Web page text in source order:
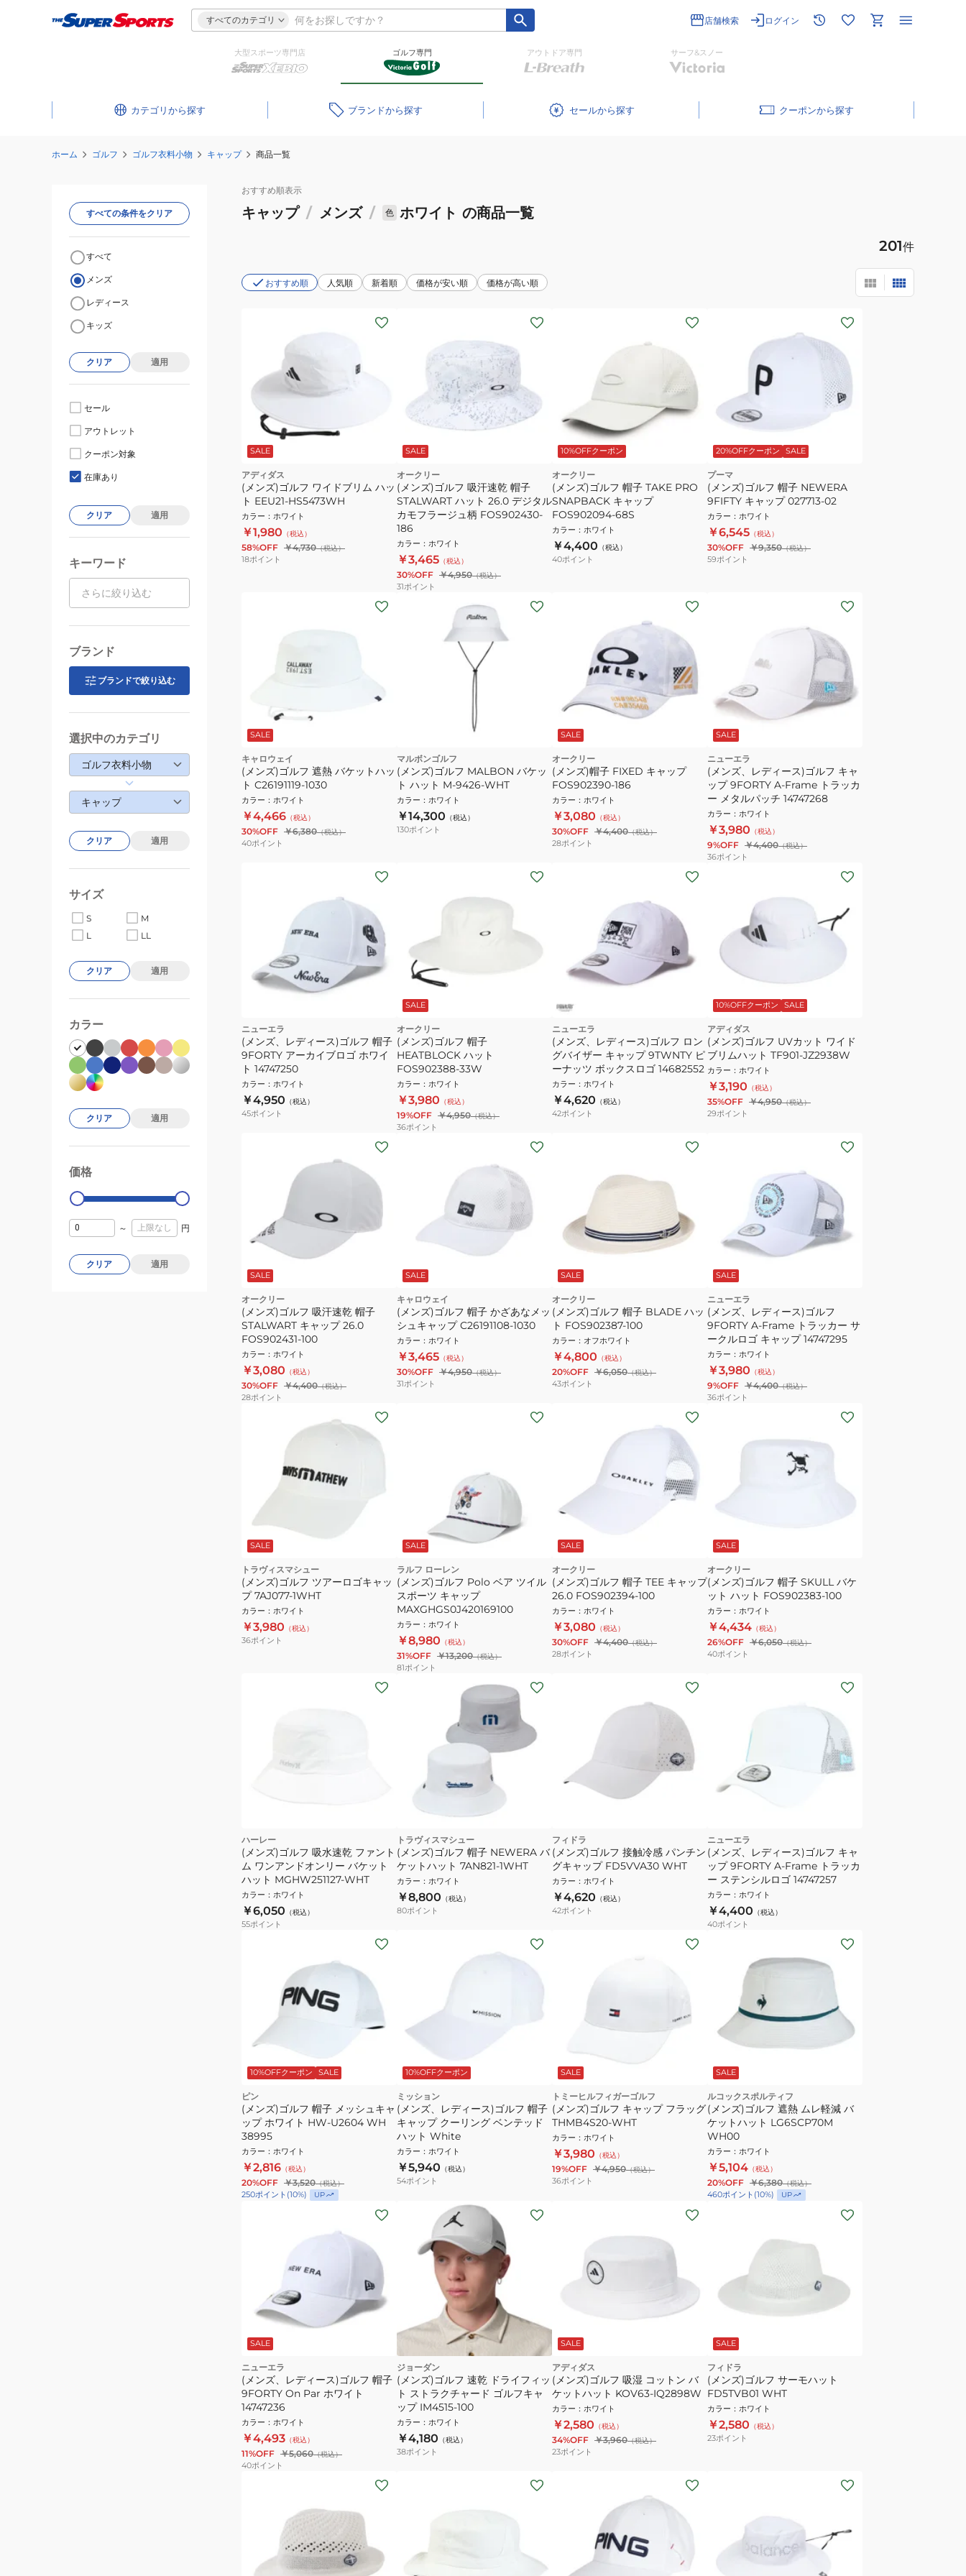
すべてのカテゴリ 店舗検索 ログイン
大型スポーツ専門店 ゴルフ専門 アウトドア専門 サーフ&スノー
カテゴリ ブランド セール クーポン
ホーム ゴルフ ゴルフ衣料小物 キャップ 商品一覧
おすすめ順表示
キャップ / メンズ / 色 ホワイト の商品一覧
201件
おすすめ順 人気順 新着順 価格が安い順 価格が高い順
SALE
アディダス
(メンズ)ゴルフ ワイドブリム ハッ
ト EEU21-HS5473WH
カラー ： ホワイト
￥1,980 （税込）
58%OFF ￥4,730（税込）
18ポイント
SALE
オークリー
(メンズ)ゴルフ 吸汗速乾 帽子
STALWART ハット 26.0 デジタル
カモフラージュ柄 FOS902430-
186
カラー ： ホワイト
￥3,465 （税込）
30%OFF ￥4,950（税込）
31ポイント
10%OFFクーポン
オークリー
(メンズ)ゴルフ 帽子 TAKE PRO
SNAPBACK キャップ
FOS902094-68S
カラー ： ホワイト
￥4,400 （税込）
40ポイント
20%OFFクーポン SALE
プーマ
(メンズ)ゴルフ 帽子 NEWERA
9FIFTY キャップ 027713-02
カラー ： ホワイト
￥6,545 （税込）
30%OFF ￥9,350（税込）
59ポイント
SALE
キャロウェイ
(メンズ)ゴルフ 遮熱 バケットハッ
ト C26191119-1030
カラー ： ホワイト
￥4,466 （税込）
30%OFF ￥6,380（税込）
40ポイント
マルボンゴルフ
(メンズ)ゴルフ MALBON バケッ
ト ハット M-9426-WHT
カラー ： ホワイト
￥14,300 （税込）
130ポイント
SALE
オークリー
(メンズ)帽子 FIXED キャップ
FOS902390-186
カラー ： ホワイト
￥3,080 （税込）
30%OFF ￥4,400（税込）
28ポイント
SALE
ニューエラ
(メンズ、レディース)ゴルフ キャ
ップ 9FORTY A-Frame トラッカ
ー メタルパッチ 14747268
カラー ： ホワイト
￥3,980 （税込）
9%OFF ￥4,400（税込）
36ポイント
ニューエラ
(メンズ、レディース)ゴルフ 帽子
9FORTY アーカイブロゴ ホワイ
ト 14747250
カラー ： ホワイト
￥4,950 （税込）
45ポイント
SALE
オークリー
(メンズ)ゴルフ 帽子
HEATBLOCK ハット
FOS902388-33W
カラー ： ホワイト
￥3,980 （税込）
19%OFF ￥4,950（税込）
36ポイント
ニューエラ
(メンズ、レディース)ゴルフ ロン
グバイザー キャップ 9TWNTY ピ
ーナッツ ボックスロゴ 14682552
カラー ： ホワイト
￥4,620 （税込）
42ポイント
10%OFFクーポン SALE
アディダス
(メンズ)ゴルフ UVカット ワイド
ブリムハット TF901-JZ2938W
カラー ： ホワイト
￥3,190 （税込）
35%OFF ￥4,950（税込）
29ポイント
SALE
オークリー
(メンズ)ゴルフ 吸汗速乾 帽子
STALWART キャップ 26.0
FOS902431-100
カラー ： ホワイト
￥3,080 （税込）
30%OFF ￥4,400（税込）
28ポイント
SALE
キャロウェイ
(メンズ)ゴルフ 帽子 かざあなメッ
シュキャップ C26191108-1030
カラー ： ホワイト
￥3,465 （税込）
30%OFF ￥4,950（税込）
31ポイント
SALE
オークリー
(メンズ)ゴルフ 帽子 BLADE ハッ
ト FOS902387-100
カラー ： オフホワイト
￥4,800 （税込）
20%OFF ￥6,050（税込）
43ポイント
SALE
ニューエラ
(メンズ、レディース)ゴルフ
9FORTY A-Frame トラッカー サ
ークルロゴ キャップ 14747295
カラー ： ホワイト
￥3,980 （税込）
9%OFF ￥4,400（税込）
36ポイント
SALE
トラヴィスマシュー
(メンズ)ゴルフ ツアーロゴキャッ
プ 7AJ077-1WHT
カラー ： ホワイト
￥3,980 （税込）
36ポイント
SALE
ラルフ ローレン
(メンズ)ゴルフ Polo ベア ツイル
スポーツ キャップ
MAXGHGS0J420169100
カラー ： ホワイト
￥8,980 （税込）
31%OFF ￥13,200（税込）
81ポイント
SALE
オークリー
(メンズ)ゴルフ 帽子 TEE キャップ
26.0 FOS902394-100
カラー ： ホワイト
￥3,080 （税込）
30%OFF ￥4,400（税込）
28ポイント
SALE
オークリー
(メンズ)ゴルフ 帽子 SKULL バケ
ット ハット FOS902383-100
カラー ： ホワイト
￥4,434 （税込）
26%OFF ￥6,050（税込）
40ポイント
ハーレー
(メンズ)ゴルフ 吸水速乾 ファント
ム ワンアンドオンリー バケット
ハット MGHW251127-WHT
カラー ： ホワイト
￥6,050 （税込）
55ポイント
トラヴィスマシュー
(メンズ)ゴルフ 帽子 NEWERA バ
ケットハット 7AN821-1WHT
カラー ： ホワイト
￥8,800 （税込）
80ポイント
フィドラ
(メンズ)ゴルフ 接触冷感 パンチン
グキャップ FD5VVA30 WHT
カラー ： ホワイト
￥4,620 （税込）
42ポイント
ニューエラ
(メンズ、レディース)ゴルフ キャ
ップ 9FORTY A-Frame トラッカ
ー ステンシルロゴ 14747257
カラー ： ホワイト
￥4,400 （税込）
40ポイント
10%OFFクーポン SALE
ピン
(メンズ)ゴルフ 帽子 メッシュキャ
ップ ホワイト HW-U2604 WH
38995
カラー ： ホワイト
￥2,816 （税込）
20%OFF ￥3,520（税込）
250ポイント (10%) UP
10%OFFクーポン
ミッション
(メンズ、レディース)ゴルフ 帽子
キャップ クーリング ベンテッド
ハット White
カラー ： ホワイト
￥5,940 （税込）
54ポイント
SALE
トミーヒルフィガーゴルフ
(メンズ)ゴルフ キャップ フラッグ
THMB4S20-WHT
カラー ： ホワイト
￥3,980 （税込）
19%OFF ￥4,950（税込）
36ポイント
SALE
ルコックスポルティフ
(メンズ)ゴルフ 遮熱 ムレ軽減 バ
ケットハット LG6SCP70M
WH00
カラー ： ホワイト
￥5,104 （税込）
20%OFF ￥6,380（税込）
460ポイント (10%) UP
SALE
ニューエラ
(メンズ、レディース)ゴルフ 帽子
9FORTY On Par ホワイト
14747236
カラー ： ホワイト
￥4,493 （税込）
11%OFF ￥5,060（税込）
40ポイント
ジョーダン
(メンズ)ゴルフ 速乾 ドライフィッ
ト ストラクチャード ゴルフキャ
ップ IM4515-100
カラー ： ホワイト
￥4,180 （税込）
38ポイント
SALE
アディダス
(メンズ)ゴルフ 吸湿 コットン バ
ケットハット KOV63-IQ2898W
カラー ： ホワイト
￥2,580 （税込）
34%OFF ￥3,960（税込）
23ポイント
SALE
フィドラ
(メンズ)ゴルフ サーモハット
FD5TVB01 WHT
カラー ： ホワイト
￥2,580 （税込）
23ポイント
すべての条件をクリア
すべて
メンズ
レディース
キッズ
クリア 適用
セール
アウトレット
クーポン対象
在庫あり
クリア 適用
キーワード
ブランド
ブランドで絞り込む
選択中のカテゴリ
ゴルフ衣料小物
キャップ
クリア 適用
サイズ
S
M
L
LL
クリア 適用
カラー
クリア 適用
価格
0
～ 円
クリア 適用